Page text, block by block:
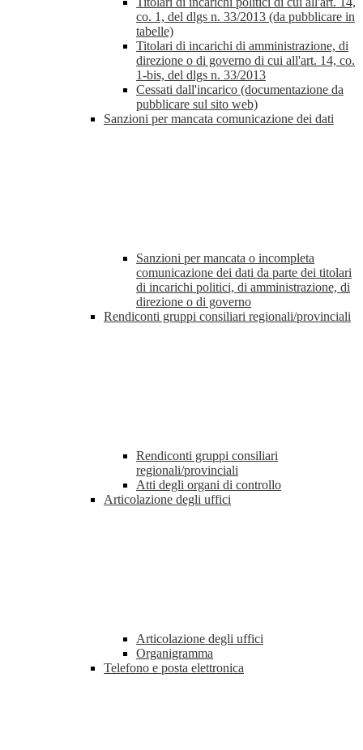
co. 1, del dlgs n. 33/2013 (da pubblicare in
tabelle)
Titolari di incarichi di amministrazione, di
direzione o di governo di cui all'art. 14, co.
1-bis, del dlgs n. 33/2013
Cessati dall'incarico (documentazione da
pubblicare sul sito web)
Sanzioni per mancata comunicazione dei dati
Sanzioni per mancata o incompleta
comunicazione dei dati da parte dei titolari
di incarichi politici, di amministrazione, di
direzione o di governo
Rendiconti gruppi consiliari regionali/provinciali
Rendiconti gruppi consiliari
regionali/provinciali
Atti degli organi di controllo
Articolazione degli uffici
Articolazione degli uffici
Organigramma
Telefono e posta elettronica